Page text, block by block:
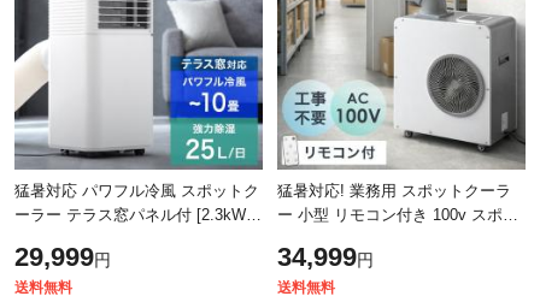
猛暑対応 パワフル冷風 スポットク
ーラー テラス窓パネル付 [2.3kW・
ン 家庭用 冷風機 クーラー ポー
29,999円
送料無料
猛暑対応! 業務用 スポットクーラ
ー 小型 リモコン付き 100v スポッ
ータブルエアコン 移動式エアコン
34,999円
送料無料